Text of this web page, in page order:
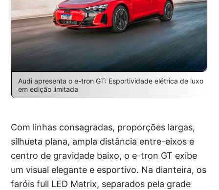
Audi apresenta o e-tron GT: Esportividade elétrica de luxo
em edição limitada
Com linhas consagradas, proporções largas,
silhueta plana, ampla distância entre-eixos e
centro de gravidade baixo, o e-tron GT exibe
um visual elegante e esportivo. Na dianteira, os
faróis full LED Matrix, separados pela grade